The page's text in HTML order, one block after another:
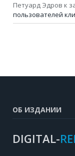
Петуард Эдров к
пользователей
ОБ ИЗДАНИИ
DIGITAL-